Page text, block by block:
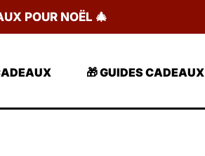
POUR NOËL 🎄
🎁 GUIDES CADEAUX